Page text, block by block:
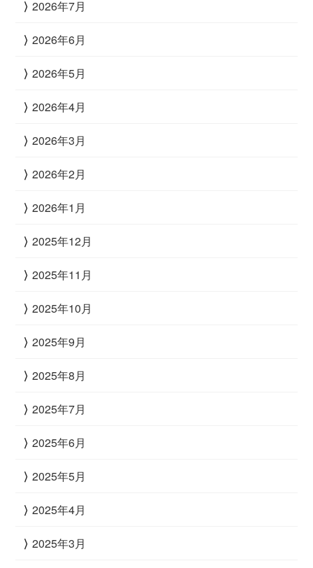
2026年7月
2026年6月
2026年5月
2026年4月
2026年3月
2026年2月
2026年1月
2025年12月
2025年11月
2025年10月
2025年9月
2025年8月
2025年7月
2025年6月
2025年5月
2025年4月
2025年3月